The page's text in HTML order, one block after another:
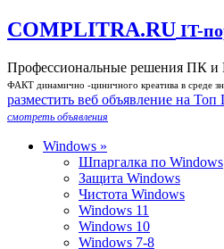
COMPLITRA.RU IT-
Профессиональные решения ПК и
ФАКТ динамично -циничного креатива в среде
разместить веб объявление на Toп
смотреть объявления
Windows »
Шпаргалка по Windows
Защита Windows
Чистота Windows
Windows 11
Windows 10
Windows 7-8